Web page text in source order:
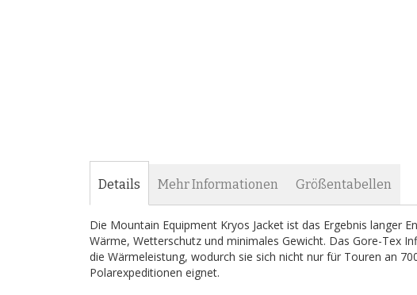
Details
Die Mountain Equipment Kryos Jacket ist das Ergebnis langer
Wärme, Wetterschutz und minimales Gewicht. Das Gore-Tex
die Wärmeleistung, wodurch sie sich nicht nur für Touren an
Polarexpeditionen eignet.
Mehr Informationen Größentabellen